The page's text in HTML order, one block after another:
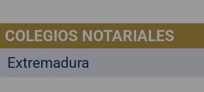
COLEGIOS NOTARIALES
Extremadura